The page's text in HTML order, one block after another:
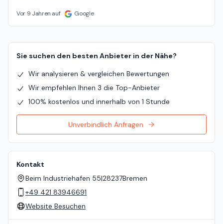
Vor 9 Jahren auf Google
Sie suchen den besten Anbieter in der Nähe?
Wir analysieren & vergleichen Bewertungen
Wir empfehlen Ihnen 3 die Top-Anbieter
100% kostenlos und innerhalb von 1 Stunde
Unverbindlich Anfragen
Kontakt
Beim Industriehafen 55|28237Bremen
+49 421 83946691
Website Besuchen